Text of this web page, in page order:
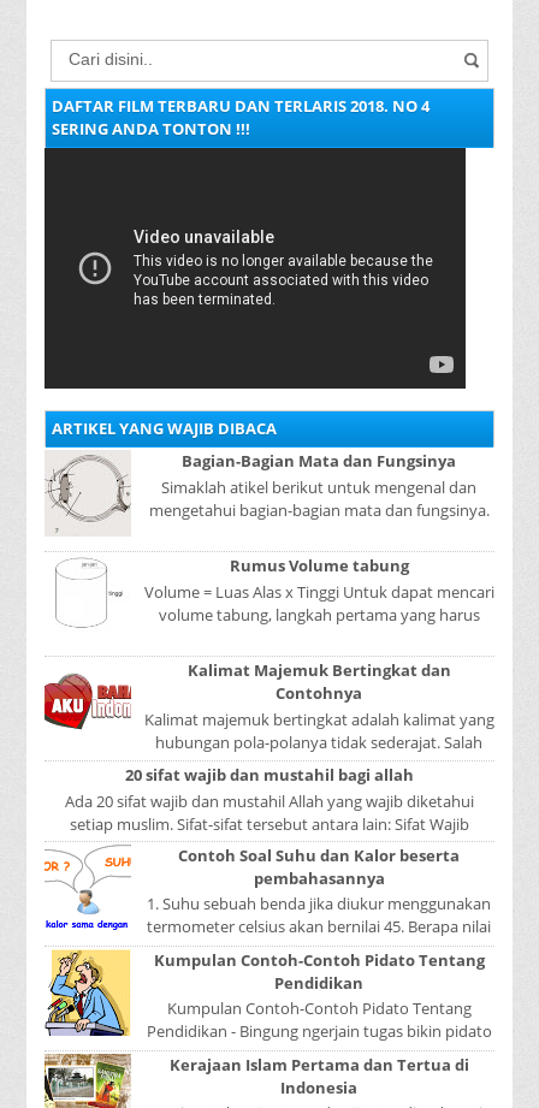
DAFTAR FILM TERBARU DAN TERLARIS 2018. NO 4
SERING ANDA TONTON !!!
ARTIKEL YANG WAJIB DIBACA
Bagian-Bagian Mata dan Fungsinya
Simaklah atikel berikut untuk mengenal dan
mengetahui bagian-bagian mata dan fungsinya.
mer...
Rumus Volume tabung
Volume = Luas Alas x Tinggi Untuk dapat mencari
volume tabung, langkah pertama yang harus
tabun...
Kalimat Majemuk Bertingkat dan
Contohnya
Kalimat majemuk bertingkat adalah kalimat yang
hubungan pola-polanya tidak sederajat. Salah
satu pola menduduki sebagai induk kalimat, se...
20 sifat wajib dan mustahil bagi allah
Ada 20 sifat wajib dan mustahil Allah yang wajib diketahui
setiap muslim. Sifat-sifat tersebut antara lain: Sifat Wajib
Tulisan A...
Contoh Soal Suhu dan Kalor beserta
pembahasannya
1. Suhu sebuah benda jika diukur menggunakan
termometer celsius akan bernilai 45. Berapa nilai
yang ditunjukkan oleh termometer Reamur, ...
Kumpulan Contoh-Contoh Pidato Tentang
Pendidikan
Kumpulan Contoh-Contoh Pidato Tentang
Pendidikan - Bingung ngerjain tugas bikin pidato
sekolah? Atau sedang nyari kumpulan contoh-
contoh ...
Kerajaan Islam Pertama dan Tertua di
Indonesia